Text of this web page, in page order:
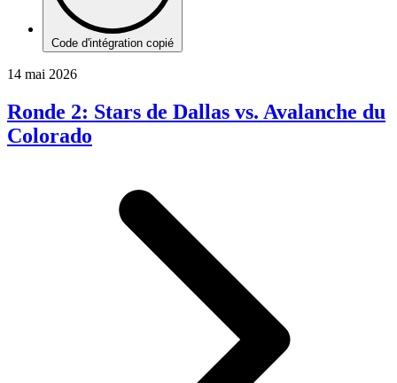
Code d'intégration copié
14 mai 2026
Ronde 2: Stars de Dallas vs. Avalanche du
Colorado